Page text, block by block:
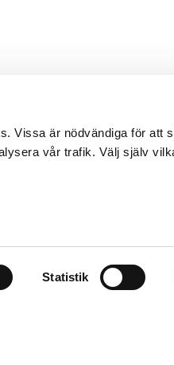
Vissa är nödvändiga för att
vår trafik. Välj själv
Statistik